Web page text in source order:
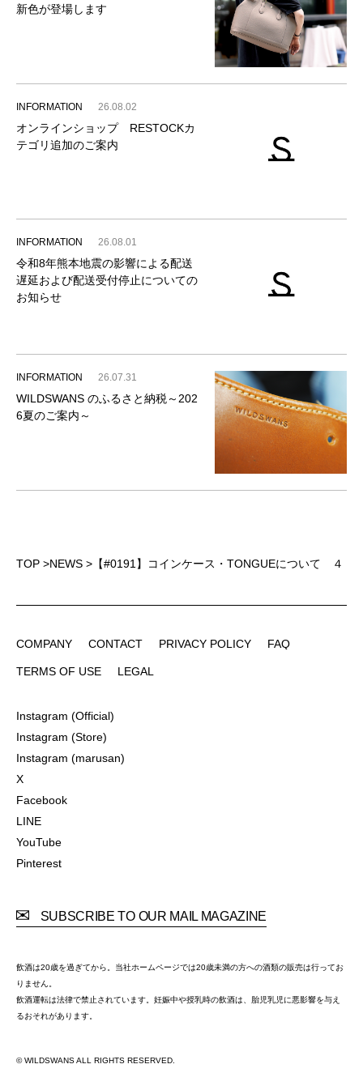
新色が登場します
INFORMATION 26.08.02
オンラインショップ RESTOCKカ
テゴリ追加のご案内
INFORMATION 26.08.01
令和8年熊本地震の影響による配送
遅延および配送受付停止についての
お知らせ
INFORMATION 26.07.31
WILDSWANS のふるさと納税～202
6夏のご案内～
TOP >NEWS > 【#0191】コインケース・TONGUEについて ４
COMPANY
CONTACT
PRIVACY POLICY
FAQ
TERMS OF USE
LEGAL
Instagram (Official)
Instagram (Store)
Instagram (marusan)
X
Facebook
LINE
YouTube
Pinterest
SUBSCRIBE TO OUR MAIL MAGAZINE
飲酒は20歳を過ぎてから。当社ホームページでは20歳未満の方への酒類の販売は行ってお
りません。
飲酒運転は法律で禁止されています。妊娠中や授乳時の飲酒は、胎児乳児に悪影響を与え
るおそれがあります。
© WILDSWANS ALL RIGHTS RESERVED.